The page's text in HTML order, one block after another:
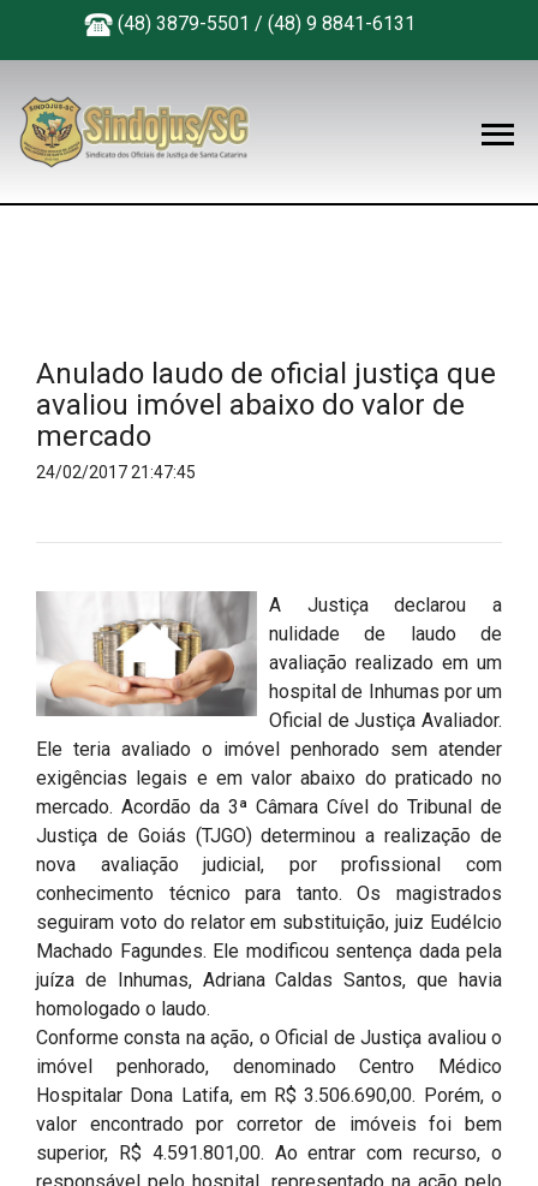
(48) 3879-5501 / (48) 9 8841-6131
Anulado laudo de oficial justiça que
avaliou imóvel abaixo do valor de
mercado
24/02/2017 21:47:45
A Justiça declarou a
nulidade de laudo de
avaliação realizado em um
hospital de Inhumas por um
Oficial de Justiça Avaliador.
Ele teria avaliado o imóvel penhorado sem atender
exigências legais e em valor abaixo do praticado no
mercado. Acordão da 3ª Câmara Cível do Tribunal de
Justiça de Goiás (TJGO) determinou a realização de
nova avaliação judicial, por profissional com
conhecimento técnico para tanto. Os magistrados
seguiram voto do relator em substituição, juiz Eudélcio
Machado Fagundes. Ele modificou sentença dada pela
juíza de Inhumas, Adriana Caldas Santos, que havia
homologado o laudo.
Conforme consta na ação, o Oficial de Justiça avaliou o
imóvel penhorado, denominado Centro Médico
Hospitalar Dona Latifa, em R$ 3.506.690,00. Porém, o
valor encontrado por corretor de imóveis foi bem
superior, R$ 4.591.801,00. Ao entrar com recurso, o